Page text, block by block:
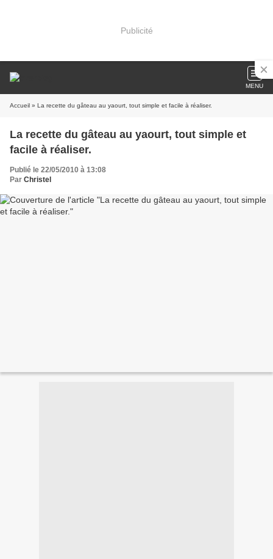
Publicité
MENU
Accueil » La recette du gâteau au yaourt, tout simple et facile à réaliser.
La recette du gâteau au yaourt, tout simple et
facile à réaliser.
Publié le 22/05/2010 à 13:08
Par Christel